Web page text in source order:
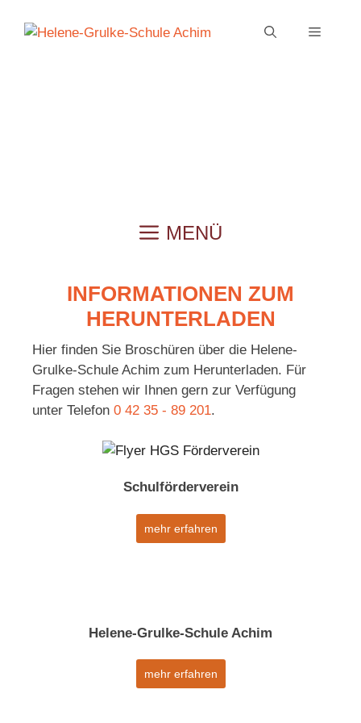
Inhalt
MENÜ
MENÜ
INFORMATIONEN ZUM
HERUNTERLADEN
Hier finden Sie Broschüren über die Helene-
Grulke-Schule Achim zum Herunterladen. Für
Fragen stehen wir Ihnen gern zur Verfügung
unter Telefon 0 42 35 - 89 201.
Schulförderverein
mehr erfahren
Helene-Grulke-Schule Achim
mehr erfahren